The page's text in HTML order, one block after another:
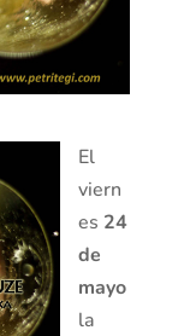
El
viern
es 24
de
mayo
la